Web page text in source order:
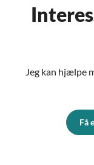
Jeg kan hjælpe
Få